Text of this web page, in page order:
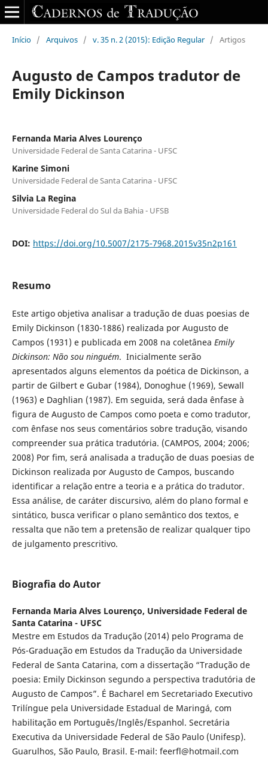
Início / Arquivos / v. 35 n. 2 (2015): Edição Regular / Artigos
Augusto de Campos tradutor de
Emily Dickinson
Fernanda Maria Alves Lourenço
Universidade Federal de Santa Catarina - UFSC
Karine Simoni
Universidade Federal de Santa Catarina - UFSC
Silvia La Regina
Universidade Federal do Sul da Bahia - UFSB
DOI: https://doi.org/10.5007/2175-7968.2015v35n2p161
Resumo
Este artigo objetiva analisar a tradução de duas poesias de
Emily Dickinson (1830-1886) realizada por Augusto de
Campos (1931) e publicada em 2008 na coletânea Emily
Dickinson: Não sou ninguém. Inicialmente serão
apresentados alguns elementos da poética de Dickinson, a
partir de Gilbert e Gubar (1984), Donoghue (1969), Sewall
(1963) e Daghlian (1987). Em seguida, será dada ênfase à
figura de Augusto de Campos como poeta e como tradutor,
com ênfase nos seus comentários sobre tradução, visando
compreender sua prática tradutória. (CAMPOS, 2004; 2006;
2008) Por fim, será analisada a tradução de duas poesias de
Dickinson realizada por Augusto de Campos, buscando
identificar a relação entre a teoria e a prática do tradutor.
Essa análise, de caráter discursivo, além do plano formal e
sintático, busca verificar o plano semântico dos textos, e
ressalta que não tem a pretensão de realizar qualquer tipo
de julgamento prescritivo.
Biografia do Autor
Fernanda Maria Alves Lourenço, Universidade Federal de
Santa Catarina - UFSC
Mestre em Estudos da Tradução (2014) pelo Programa de
Pós-Graduação em Estudos da Tradução da Universidade
Federal de Santa Catarina, com a dissertação “Tradução de
poesia: Emily Dickinson segundo a perspectiva tradutória de
Augusto de Campos”. É Bacharel em Secretariado Executivo
Trilíngue pela Universidade Estadual de Maringá, com
habilitação em Português/Inglês/Espanhol. Secretária
Executiva da Universidade Federal de São Paulo (Unifesp).
Guarulhos, São Paulo, Brasil. E-mail: feerfl@hotmail.com